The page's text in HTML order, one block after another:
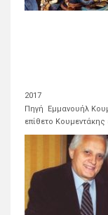
2017
Πηγή Εμμανουήλ
επίθετο Κουμεντάκης